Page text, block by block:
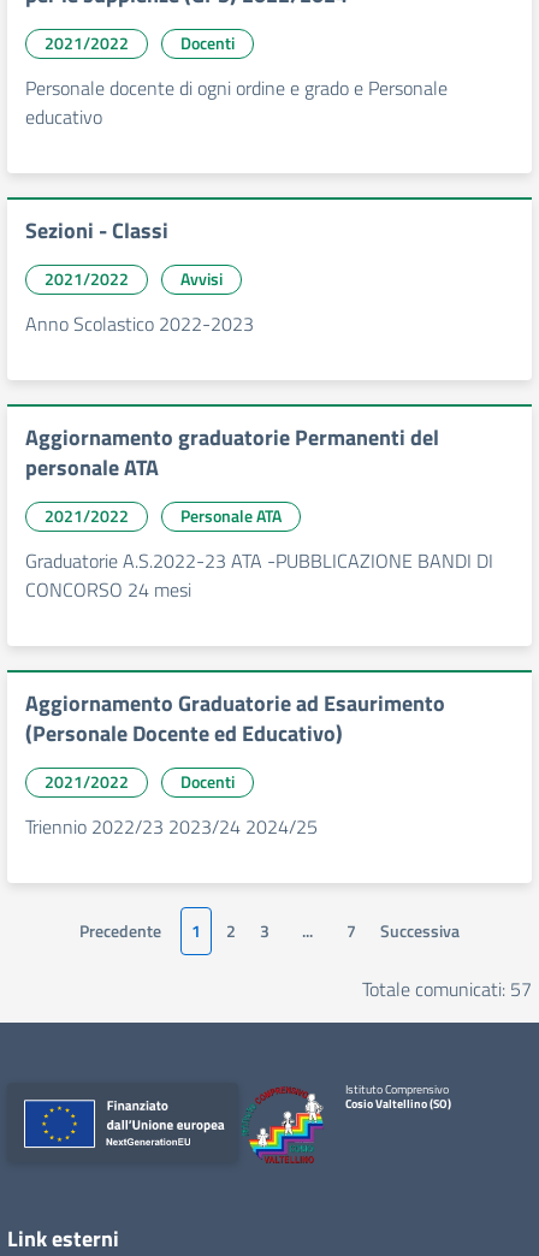
2021/2022 Docenti
Personale docente di ogni ordine e grado e Personale
educativo
Sezioni - Classi
2021/2022 Avvisi
Anno Scolastico 2022-2023
Aggiornamento graduatorie Permanenti del
personale ATA
2021/2022 Personale ATA
Graduatorie A.S.2022-23 ATA -PUBBLICAZIONE BANDI DI
CONCORSO 24 mesi
Aggiornamento Graduatorie ad Esaurimento
(Personale Docente ed Educativo)
2021/2022 Docenti
Triennio 2022/23 2023/24 2024/25
Precedente 1 2 3 ... 7 Successiva
Totale comunicati: 57
Istituto Comprensivo
Cosio Valtellino (SO)
Link esterni